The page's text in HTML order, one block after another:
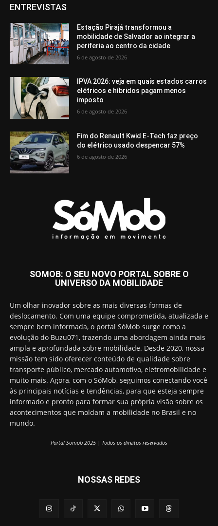
ENTREVISTAS
Estação Pirajá transformou a
mobilidade de Salvador ao integrar a
periferia ao centro da cidade
6 de agosto de 2026
IPVA 2026: veja em quais estados carros
elétricos e híbridos pagam menos
imposto
6 de agosto de 2026
Fim do Renault Kwid E-Tech faz preço
do elétrico usado despencar 57%
6 de agosto de 2026
SOMOB: O SEU NOVO PORTAL SOBRE O
UNIVERSO DA MOBILIDADE
Um olhar inovador sobre as mais diversas formas de
deslocamento. Com uma equipe comprometida, atualizada e
sempre bem informada, o portal SóMob surge como a
evolução do Buzu071, trazendo uma abordagem ainda mais
ampla e aprofundada sobre mobilidade. Desde 2020, nossa
missão tem sido oferecer conteúdo de qualidade sobre
transporte público, mercado automotivo, eletromobilidade e
muito mais. Agora, com o SóMob, seguimos conectando você
às principais notícias e tendências, para que esteja sempre
informado e pronto para formar sua própria visão sobre os
acontecimentos que moldam a mobilidade no Brasil e no
mundo.
Portal Somob 2025 | Todos os direitos reservados
NOSSAS REDES